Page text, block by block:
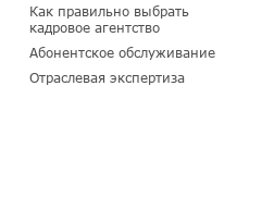
Как правильно выбрать
кадровое агентство
Абонентское обслуживание
Отраслевая экспертиза